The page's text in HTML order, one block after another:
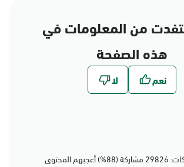
التوجه للموقع
الدمام, الدمام - الشاطئ
مول
من المعلومات في
هذه الصفحة
المحتوى